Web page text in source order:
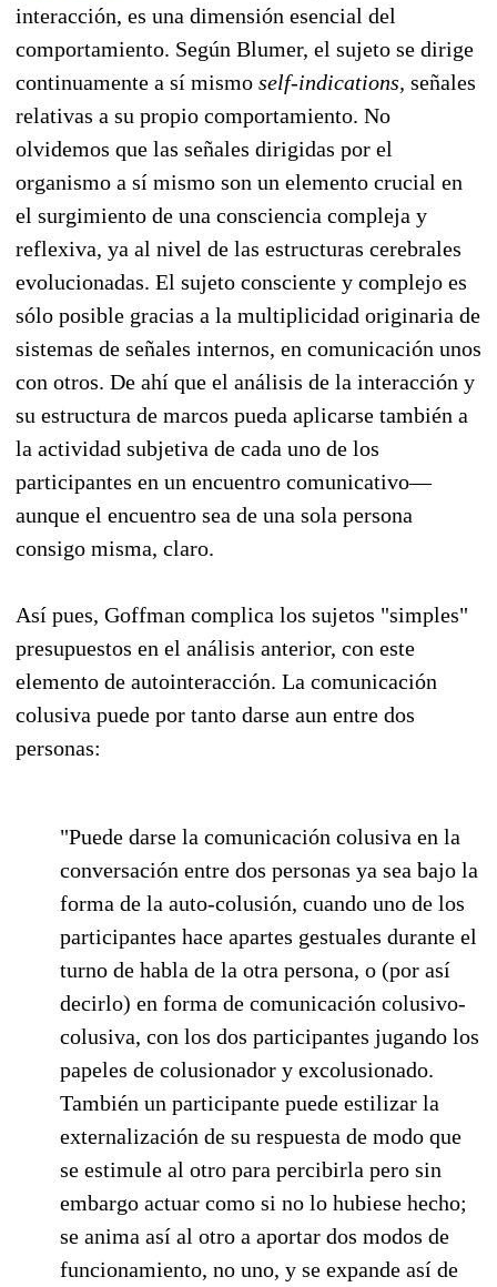
interacción, es una dimensión esencial del
comportamiento. Según Blumer, el sujeto se dirige
continuamente a sí mismo self-indications, señales
relativas a su propio comportamiento. No
olvidemos que las señales dirigidas por el
organismo a sí mismo son un elemento crucial en
el surgimiento de una consciencia compleja y
reflexiva, ya al nivel de las estructuras cerebrales
evolucionadas. El sujeto consciente y complejo es
sólo posible gracias a la multiplicidad originaria de
sistemas de señales internos, en comunicación unos
con otros. De ahí que el análisis de la interacción y
su estructura de marcos pueda aplicarse también a
la actividad subjetiva de cada uno de los
participantes en un encuentro comunicativo—
aunque el encuentro sea de una sola persona
consigo misma, claro.
Así pues, Goffman complica los sujetos "simples"
presupuestos en el análisis anterior, con este
elemento de autointeracción. La comunicación
colusiva puede por tanto darse aun entre dos
personas:
"Puede darse la comunicación colusiva en la
conversación entre dos personas ya sea bajo la
forma de la auto-colusión, cuando uno de los
participantes hace apartes gestuales durante el
turno de habla de la otra persona, o (por así
decirlo) en forma de comunicación colusivo-
colusiva, con los dos participantes jugando los
papeles de colusionador y excolusionado.
También un participante puede estilizar la
externalización de su respuesta de modo que
se estimule al otro para percibirla pero sin
embargo actuar como si no lo hubiese hecho;
se anima así al otro a aportar dos modos de
funcionamiento, no uno, y se expande así de